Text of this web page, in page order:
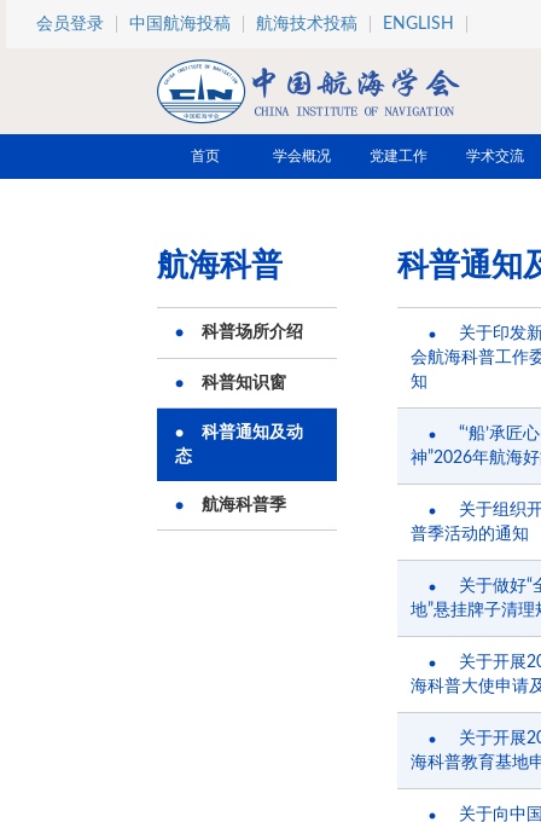
跳转到主要内容
会员登录 中国航海投稿 航海技术投稿 ENGLISH
首页 学会概况 党建工作 学术交流
航海科普
科普场所介绍
科普知识窗
科普通知及动
态
航海科普季
科普通知
关于印发
会航海科普工作
知
“‘船’承匠
神”2026年航海
关于组织
普季活动的通知
关于做好“
地”悬挂牌子清
关于开展
海科普大使申请
关于开展
海科普教育基地
关于向中